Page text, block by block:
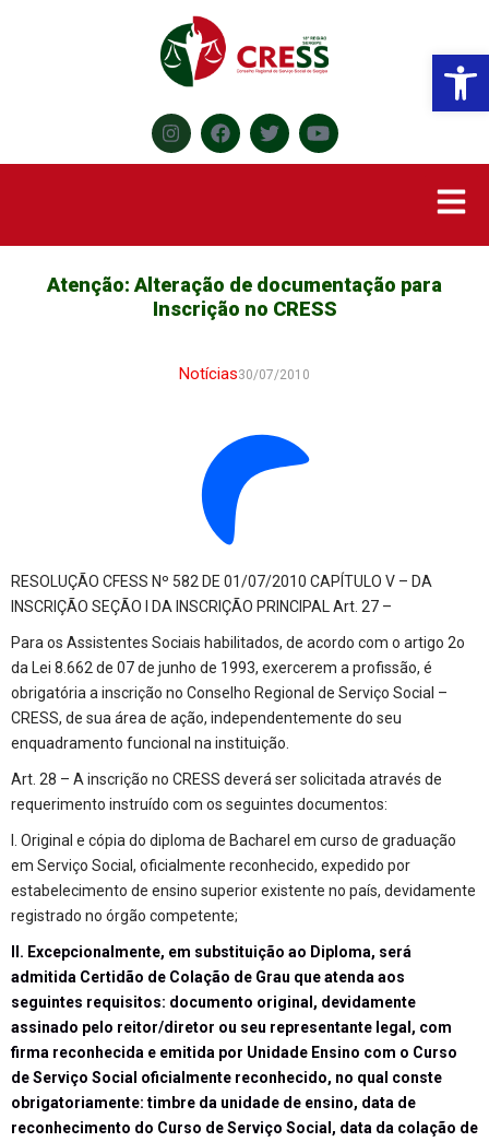
Atenção: Alteração de documentação para
Inscrição no CRESS
Notícias30/07/2010
RESOLUÇÃO CFESS Nº 582 DE 01/07/2010 CAPÍTULO V – DA
INSCRIÇÃO SEÇÃO I DA INSCRIÇÃO PRINCIPAL Art. 27 –
Para os Assistentes Sociais habilitados, de acordo com o artigo 2o
da Lei 8.662 de 07 de junho de 1993, exercerem a profissão, é
obrigatória a inscrição no Conselho Regional de Serviço Social –
CRESS, de sua área de ação, independentemente do seu
enquadramento funcional na instituição.
Art. 28 – A inscrição no CRESS deverá ser solicitada através de
requerimento instruído com os seguintes documentos:
I. Original e cópia do diploma de Bacharel em curso de graduação
em Serviço Social, oficialmente reconhecido, expedido por
estabelecimento de ensino superior existente no país, devidamente
registrado no órgão competente;
II. Excepcionalmente, em substituição ao Diploma, será
admitida Certidão de Colação de Grau que atenda aos
seguintes requisitos: documento original, devidamente
assinado pelo reitor/diretor ou seu representante legal, com
firma reconhecida e emitida por Unidade Ensino com o Curso
de Serviço Social oficialmente reconhecido, no qual conste
obrigatoriamente: timbre da unidade de ensino, data de
reconhecimento do Curso de Serviço Social, data da colação de